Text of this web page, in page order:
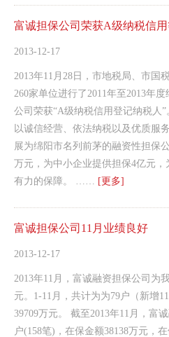
富诚担保公司荣获A级纳税信用
2013-12-17
2013年11月28日，市地税局、市国
260家单位进行了2011年至2013年
公司荣获“A级纳税信用登记纳税人
以诚信经营、依法纳税以及优质服
展为绵阳市名列前茅的融资性担保
万元，为中小企业提供担保4亿元
有力的保障。 …… [更多]
富诚担保公司11月业绩良好
2013-12-17
2013年11月，富诚融资担保公司为
元。1-11月，共计为为79户（新增
39709万元。 截至2013年11月，富
户(158笔)，在保金额38138万元，